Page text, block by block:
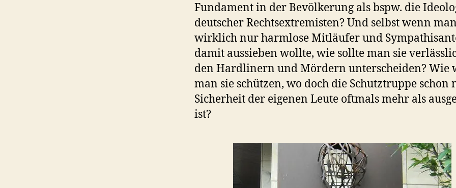
Fundament in der Bevölkerung als bspw. die
deutscher Rechtsextremisten? Und selbst wenn man
wirklich nur harmlose Mitläufer und
damit aussieben wollte, wie sollte man sie
den Hardlinern und Mördern unterscheiden? Wie
man sie schützen, wo doch die Schutztruppe schon
Sicherheit der eigenen Leute oftmals mehr als
ist?